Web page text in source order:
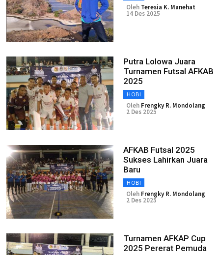
Oleh Teresia K. Manehat
14 Des 2025
Putra Lolowa Juara
Turnamen Futsal AFKAB
2025
HOBI
Oleh Frengky R. Mondolang
2 Des 2025
AFKAB Futsal 2025
Sukses Lahirkan Juara
Baru
HOBI
Oleh Frengky R. Mondolang
2 Des 2025
Turnamen AFKAP Cup
2025 Pererat Pemuda